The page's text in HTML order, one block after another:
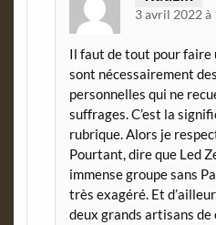
3 avril 2022 à
Il faut de tout pour faire
sont nécessairement
personnelles qui ne
suffrages. C’est la
rubrique. Alors je
Pourtant, dire que Led
immense groupe sans
très exagéré. Et
deux grands artisans de